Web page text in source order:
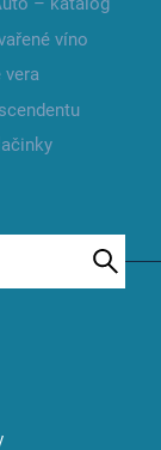
víno
vera